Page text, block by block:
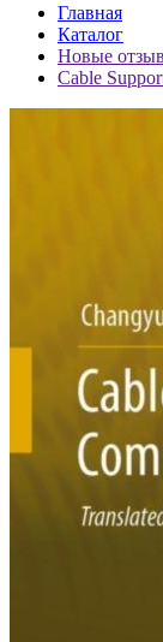
Главная
Каталог
Новые
Cable